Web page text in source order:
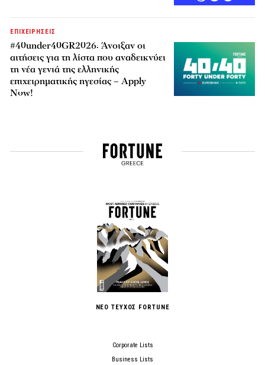
ΕΠΙΧΕΙΡΗΣΕΙΣ
#40under40GR2026: Άνοιξαν οι
αιτήσεις για τη λίστα που αναδεικνύει
τη νέα γενιά της ελληνικής
επιχειρηματικής ηγεσίας – Apply
Now!
ΝΕΟ ΤΕΥΧΟΣ FORTUNE
Corporate Lists
Business Lists